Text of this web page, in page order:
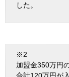
した。
※2
加盟金350万円